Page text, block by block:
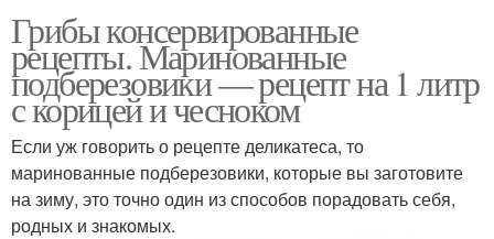
Грибы консервированные
рецепты. Маринованные
подберезовики — рецепт на 1 литр
с корицей и чесноком
Если уж говорить о рецепте деликатеса, то
маринованные подберезовики, которые вы заготовите
на зиму, это точно один из способов порадовать себя,
родных и знакомых.